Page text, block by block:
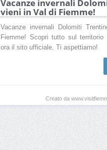
Vacanze invernali
vieni in Val di Fiemme!
Vacanze invernali Dolomiti
Fiemme! Scopri tutto sul
ora il sito ufficiale. Ti aspettiamo!
Creato da